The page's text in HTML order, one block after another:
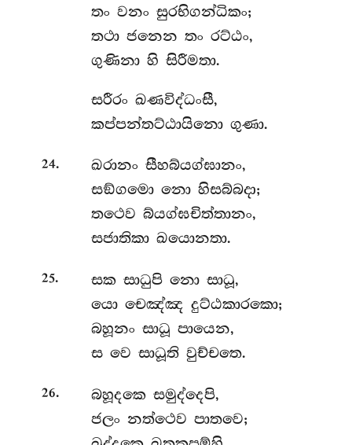
තං වනං සුරභිගන්ධිකං;
තථා ජනෙන තං රට්ඨං,
ගුණිනා හි සිරීමතා.
සරීරං ඛණවිද්ධංසී,
කප්පන්තට්ඨායිනො ගුණා.
24. ඛරානං සීහබ්යග්ඝානං,
සඞ්ගමො නො හිසබ්බදා;
තථෙව බ්යග්ඝචිත්තානං,
සජාතිකා ඛයොනතා.
25. සක සාධුපි නො සාධූ,
යො චෙඤ්ඤ දුට්ඨකාරකො;
බහූනං සාධූ පායෙන,
ස වෙ සාධූති වුච්චතෙ.
26. බහූදකෙ සමුද්දෙපි,
ජලං නත්ථෙව පාතවෙ;